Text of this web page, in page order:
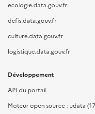
ecologie.data.gouv.fr
defis.data.gouv.fr
culture.data.gouv.fr
logistique.data.gouv.fr
Développement
API du portail
Moteur open source : udata